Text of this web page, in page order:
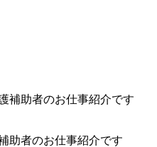
助者のお仕事紹介です